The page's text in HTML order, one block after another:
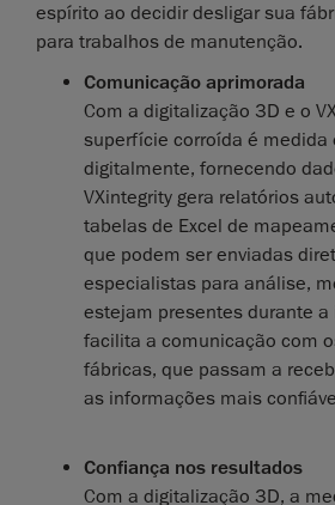
espírito ao decidir desligar sua
para trabalhos de manutenção.
Comunicação aprimorada
Com a digitalização 3D e o
superfície corroída é medida
digitalmente, fornecendo
VXintegrity gera relatórios
tabelas de Excel de
que podem ser enviadas
especialistas para análise,
estejam presentes durante a
facilita a comunicação com
fábricas, que passam a
as informações mais
Confiança nos resultados
Com a digitalização 3D, a